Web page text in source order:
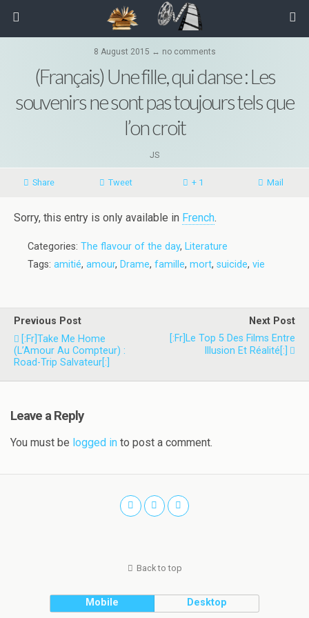
8 August 2015 ↔ no comments
(Français) Une fille, qui danse : Les
souvenirs ne sont pas toujours tels que
l’on croit
JS
Share Tweet + 1 Mail
Sorry, this entry is only available in French.
Categories: The flavour of the day, Literature
Tags: amitié, amour, Drame, famille, mort, suicide, vie
Previous Post
[:fr]Take Me Home
(L’Amour Au Compteur) :
Road-Trip Salvateur[:]
Next Post
[:fr]Le Top 5 Des Films Entre
Illusion Et Réalité[:]
Leave a Reply
You must be logged in to post a comment.
Back to top
Mobile Desktop